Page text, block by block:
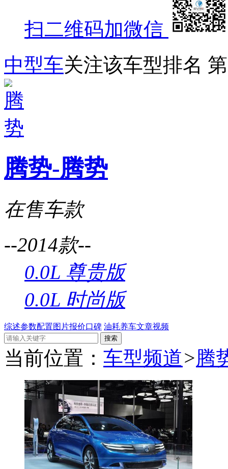
扫二维码加微信
中型车关注该车型排名
腾势-腾势
在售车款
--2014款--
0.0L 尊贵版
0.0L 时尚版
综述参数配置图片报价口碑 油耗养车文章视频
当前位置： 车型频道>腾